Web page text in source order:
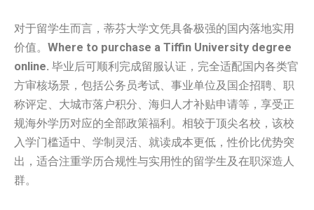
对于留学生而言，蒂芬大学文凭具备极强的国内落地实用
价值。 Where to purchase a Tiffin University degree
online. 毕业后可顺利完成留服认证，完全适配国内各类官
方审核场景，包括公务员考试、事业单位及国企招聘、职
称评定、大城市落户积分、海归人才补贴申请等，享受正
规海外学历对应的全部政策福利。相较于顶尖名校，该校
入学门槛适中、学制灵活、就读成本更低，性价比优势突
出，适合注重学历合规性与实用性的留学生及在职深造人
群。